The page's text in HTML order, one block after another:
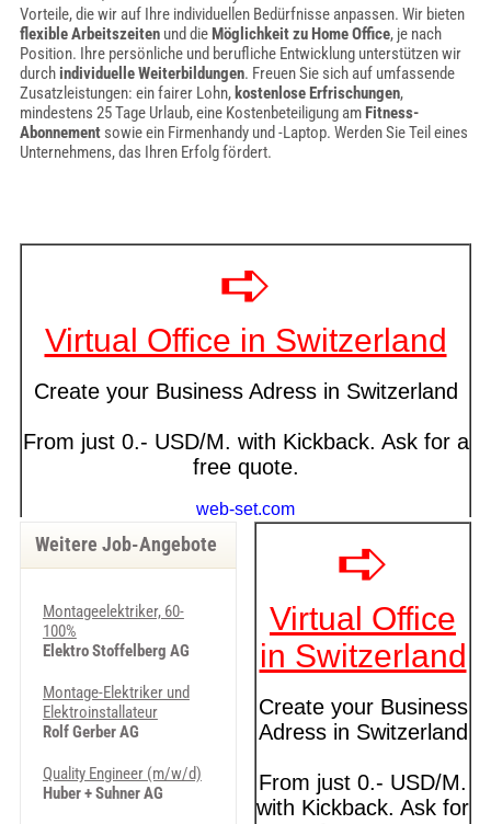
Vorteile, die wir auf Ihre individuellen Bedürfnisse anpassen. Wir bieten
flexible Arbeitszeitenund dieMöglichkeit zu Home Office, je nach
Position. Ihre persönliche und berufliche Entwicklung unterstützen wir
durchindividuelle Weiterbildungen. Freuen Sie sich auf umfassende
Zusatzleistungen: ein fairer Lohn, kostenlose Erfrischungen,
mindestens 25 Tage Urlaub, eine Kostenbeteiligung amFitness-
Abonnementsowie ein Firmenhandy und -Laptop. Werden Sie Teil eines
Unternehmens, das Ihren Erfolg fördert.
Weitere Job-Angebote
Montageelektriker, 60-
100%
Elektro Stoffelberg AG
Montage-Elektriker und
Elektroinstallateur
Rolf Gerber AG
Quality Engineer (m/w/d)
Huber + Suhner AG